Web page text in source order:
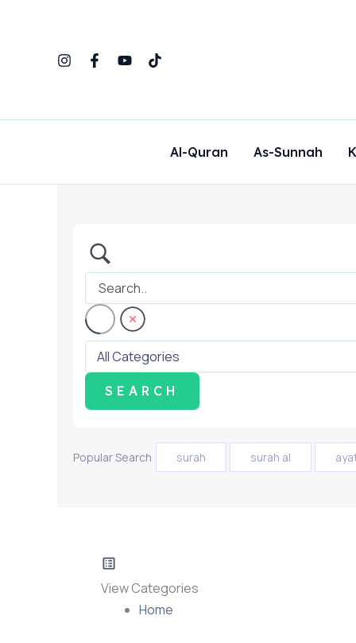
Al-Quran As-Sunnah
Popular Search surah surah al
View Categories
Home